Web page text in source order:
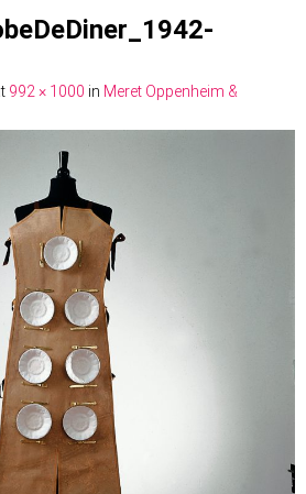
992 × 1000 in Meret Oppenheim &